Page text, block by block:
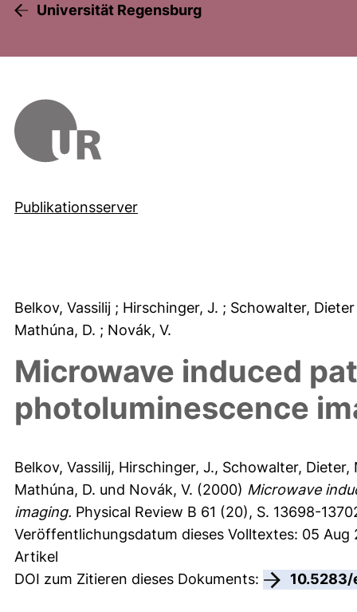
Universität Regensburg
Publikationsserver
Belkov, Vassilij ; Hirschinger, J. ; Schowalter,
Mathúna, D. ; Novák, V.
Microwave induced
photoluminescence
Belkov, Vassilij, Hirschinger, J., Schowalter, Dieter,
Mathúna, D. und Novák, V. (2000) Microwave
imaging. Physical Review B 61 (20), S. 13698-
Veröffentlichungsdatum dieses Volltextes: 05 Aug
Artikel
DOI zum Zitieren dieses Dokuments: